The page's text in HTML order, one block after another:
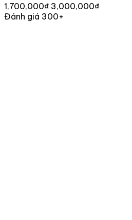
1,700,000₫ 3,000,000₫
Đánh giá 300+